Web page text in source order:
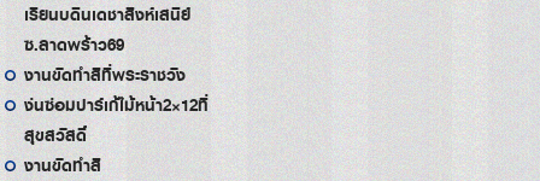
เรียนบดินเดชาสิงห์เสนีย์
ซ.ลาดพร้าว69
งานขัดทำสีที่พระราชวัง
ง่นซ่อมปาร์เก้ไม้หน้า2×12ที่
สุขสวัสดิ์
งานขัดทำสี